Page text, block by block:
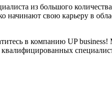
из большого
свою карьеру в
в компанию UP